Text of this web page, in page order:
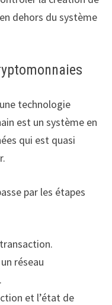
dehors du système
technologie
est un système en
qui est quasi
par les étapes
réseau
et l’état de